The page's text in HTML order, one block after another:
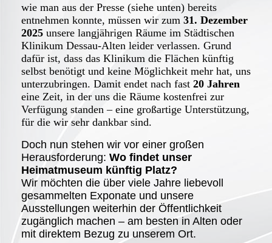
wie man aus der Presse (siehe unten) bereits
entnehmen konnte, müssen wir zum 31. Dezember
2025 unsere langjährigen Räume im Städtischen
Klinikum Dessau-Alten leider verlassen. Grund
dafür ist, dass das Klinikum die Flächen künftig
selbst benötigt und keine Möglichkeit mehr hat, uns
unterzubringen. Damit endet nach fast 20 Jahren
eine Zeit, in der uns die Räume kostenfrei zur
Verfügung standen – eine großartige Unterstützung,
für die wir sehr dankbar sind.
Doch nun stehen wir vor einer großen
Herausforderung: Wo findet unser
Heimatmuseum künftig Platz?
Wir möchten die über viele Jahre liebevoll
gesammelten Exponate und unsere
Ausstellungen weiterhin der Öffentlichkeit
zugänglich machen – am besten in Alten oder
mit direktem Bezug zu unserem Ort.